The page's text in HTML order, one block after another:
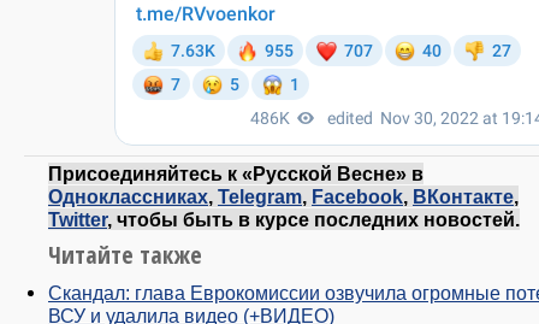
Присоединяйтесь к «Русской Весне» в
Одноклассниках, Telegram, Facebook, ВКонтакте,
Twitter, чтобы быть в курсе последних новостей.
Читайте также
Скандал: глава Еврокомиссии озвучила огромные
ВСУ и удалила видео (+ВИДЕО)